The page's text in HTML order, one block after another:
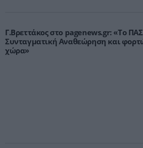
Γ.Βρεττάκος στο pagenews.gr: «Το
Συνταγματική Αναθεώρηση και
χώρα»